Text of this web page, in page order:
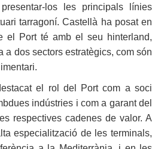
los les principals línies
tarragoní. Castellà ha posat en
el Port té amb el seu hinterland,
a dos sectors estratègics, com són
el rol del Port com a soci
indústries i com a garant del
respectives cadenes de valor. A
especialització de les terminals,